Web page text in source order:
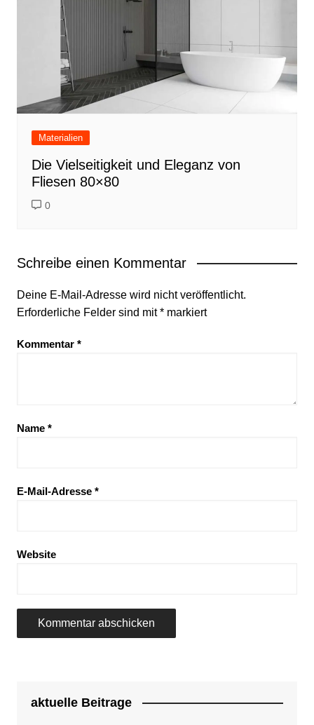
Materialien
Die Vielseitigkeit und Eleganz von
Fliesen 80×80
0
Schreibe einen Kommentar
Deine E-Mail-Adresse wird nicht veröffentlicht.
Erforderliche Felder sind mit*markiert
Kommentar *
Name *
E-Mail-Adresse *
Website
aktuelle Beitrage